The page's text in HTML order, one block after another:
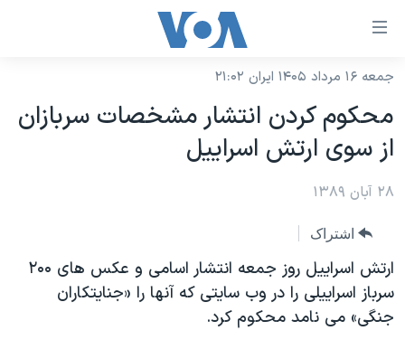
لینکهای
دسترسی
جهش
به
محتوای
اصلی
جهش
صفحه
اصلی
جهش
نسخه سبک وب‌سایت
موضوع ها
ایران
آمریکا
جهان
ورزشی
گزیده‌ها
برنامه های تلویزیونی
جدول برنامه ها
صفحه‌های ویژه
جام جهانی ۲۰۲۶
عملیات خشم حماسی
فرکانس‌های صدای آمریکا
پخش رادیویی
جمعه ۱۶ مرداد ۱۴۰۵ ایران ۲۱:۰۲
محکوم کردن انتشار مشخصات سربازان
از سوی ارتش اسراییل
۲۸ آبان ۱۳۸۹
اشتراک
ارتش اسراییل روز جمعه انتشار اسامی و عکس های ۲۰۰
سرباز اسراییلی را در وب سایتی که آنها را «جنایتکاران
جنگی» می نامد محکوم کرد.